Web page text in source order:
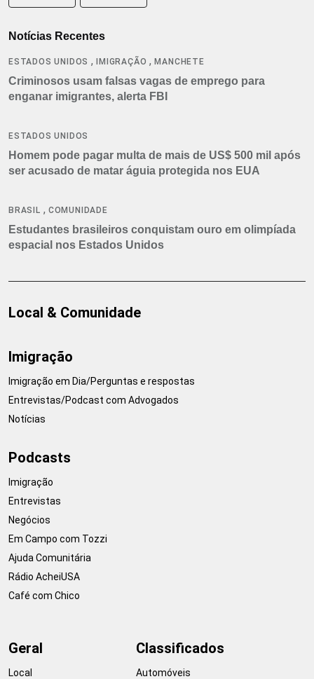
Notícias Recentes
ESTADOS UNIDOS ,IMIGRAÇÃO ,MANCHETE
Criminosos usam falsas vagas de emprego para
enganar imigrantes, alerta FBI
ESTADOS UNIDOS
Homem pode pagar multa de mais de US$ 500 mil após
ser acusado de matar águia protegida nos EUA
BRASIL , COMUNIDADE
Estudantes brasileiros conquistam ouro em olimpíada
espacial nos Estados Unidos
Local & Comunidade
Imigração
Imigração em Dia/Perguntas e respostas
Entrevistas/Podcast com Advogados
Notícias
Podcasts
Imigração
Entrevistas
Negócios
Em Campo com Tozzi
Ajuda Comunitária
Rádio AcheiUSA
Café com Chico
Geral
Local
Classificados
Automóveis